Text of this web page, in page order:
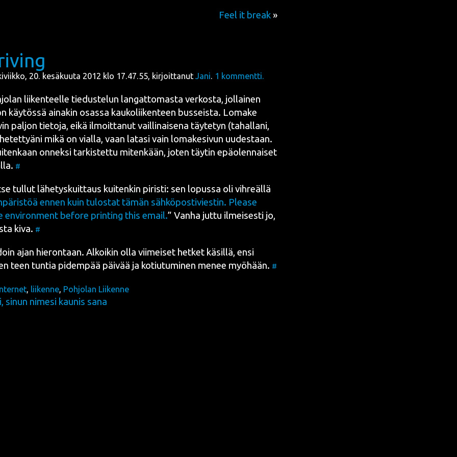
Feel it break »
20. kesäkuuta 2012 klo 17.47.55, kirjoittanut Jani. 1 kommentti.
lii­ken­teel­le tie­dus­te­lun lan­gat­to­mas­ta ver­kos­ta, jol­lai­nen
käy­tös­sä aina­kin osas­sa kau­ko­lii­ken­teen bus­seis­ta. Loma­ke
pal­jon tie­to­ja, eikä ilmoit­ta­nut vail­li­nai­se­na täy­te­tyn (tahal­la­ni,
mikä on vial­la, vaan lata­si vain loma­ke­si­vun uudes­taan.
onnek­si tar­kis­tet­tu miten­kään, joten täy­tin epä­olen­nai­set
#
tul­lut lähe­tys­kuit­taus kui­ten­kin piris­ti: sen lopus­sa oli vih­reäl­lä
ennen kuin tulos­tat tämän säh­kö­pos­ti­vies­tin. Plea­se
envi­ron­ment befo­re prin­ting this email.” Van­ha jut­tu ilmei­ses­ti jo,
kiva. #
ajan hie­ron­taan. Alkoi­kin olla vii­mei­set het­ket käsil­lä, ensi
teen tun­tia pidem­pää päi­vää ja kotiu­tu­mi­nen menee myö­hään. #
, liikenne, Pohjolan Liikenne
sinun nimesi kaunis sana